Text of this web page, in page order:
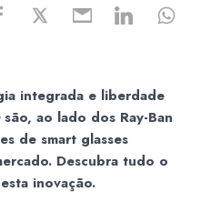
integrada e liberdade
são, ao lado dos Ray-Ban
de smart glasses
Descubra tudo o
inovação.